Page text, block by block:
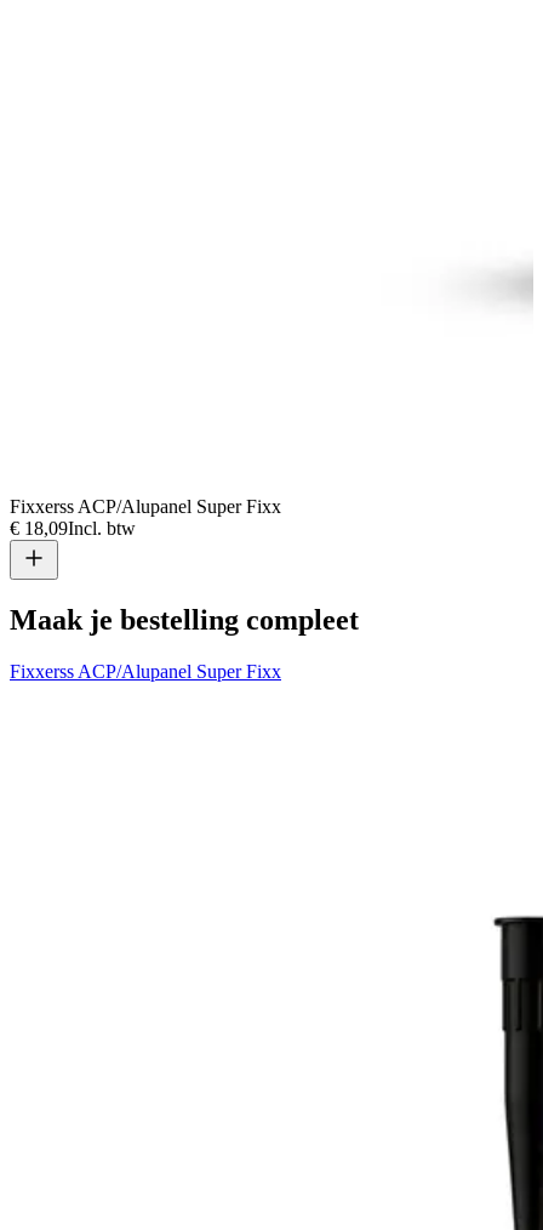
Fixxerss ACP/Alupanel Super Fixx
€ 18,09Incl. btw
Maak je bestelling compleet
Fixxerss ACP/Alupanel Super Fixx